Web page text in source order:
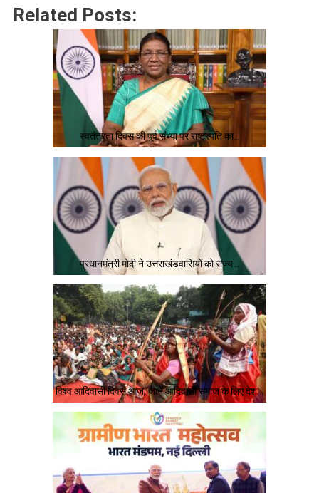
Related Posts:
स्वतंत्रता दिवस की पूर्व संध्या पर राष्ट्रपति का…
प्रधानमंत्री मोदी ने उत्तराखंडवासियों को राज्य…
विश्व आदिवासी दिवस आज, जानें आदिवासी समाज के लिए देश…